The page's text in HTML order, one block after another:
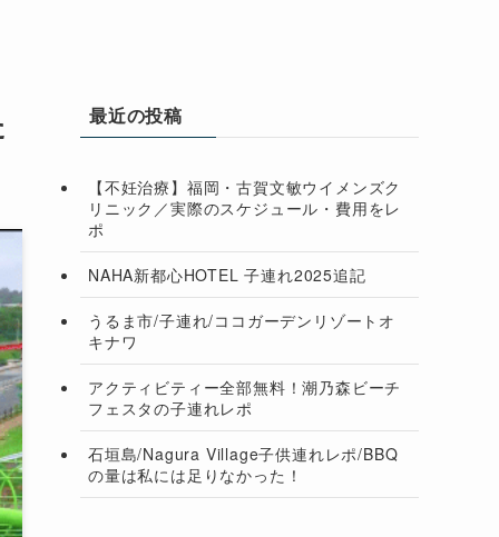
最近の投稿
【不妊治療】福岡・古賀文敏ウイメンズク
リニック／実際のスケジュール・費用をレ
ポ
NAHA新都心HOTEL 子連れ2025追記
うるま市/子連れ/ココガーデンリゾートオ
キナワ
アクティビティー全部無料！潮乃森ビーチ
フェスタの子連れレポ
石垣島/Nagura Village子供連れレポ/BBQ
の量は私には足りなかった！